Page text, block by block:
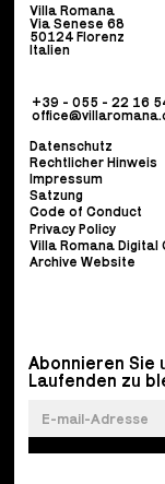
Villa Romana
Via Senese 68
50124 Florenz
Italien
+39 - 055 - 22 16
Datenschutz
Rechtlicher Hinweis
Impressum
Satzung
Code of Conduct
Privacy Policy
Villa Romana Digital
Archive Website
Abonnieren Sie
Laufenden zu